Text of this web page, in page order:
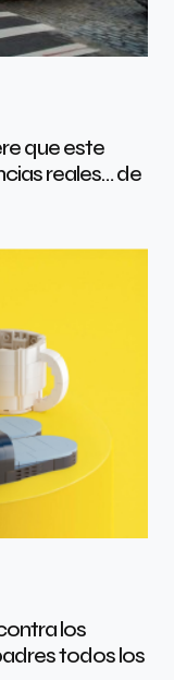
que este
reales… de
los
todos los